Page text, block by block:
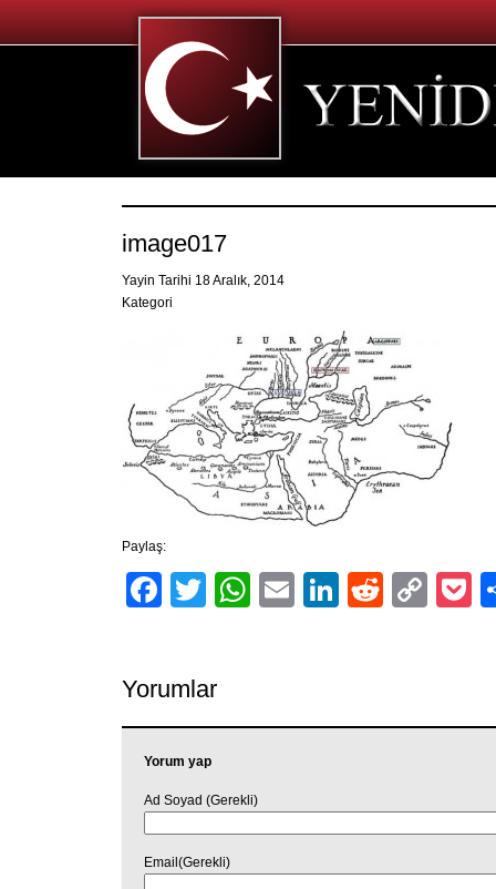
image017
Yayin Tarihi 18 Aralık, 2014
Kategori
Paylaş:
Facebook
TwitterWhatsApp
EmailLinkedIn
Reddit
Yorumlar
Yorum yap
Ad Soyad (Gerekli)
Email(Gerekli)